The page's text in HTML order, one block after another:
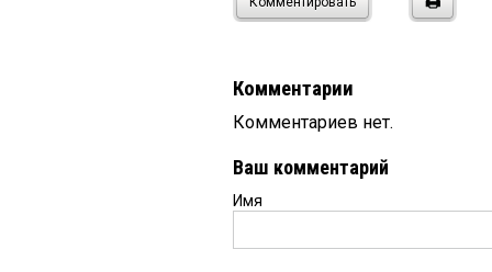
Комментарии
Комментариев нет.
Ваш комментарий
Имя